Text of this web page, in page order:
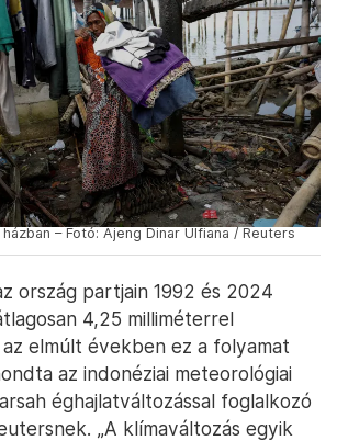
– Fotó: Ajeng Dinar Ulfiana / Reuters
ország partjain 1992 és 2024
4,25 milliméterrel
elmúlt években ez a folyamat
az indonéziai meteorológiai
éghajlatváltozással foglalkozó
„A klímaváltozás egyik